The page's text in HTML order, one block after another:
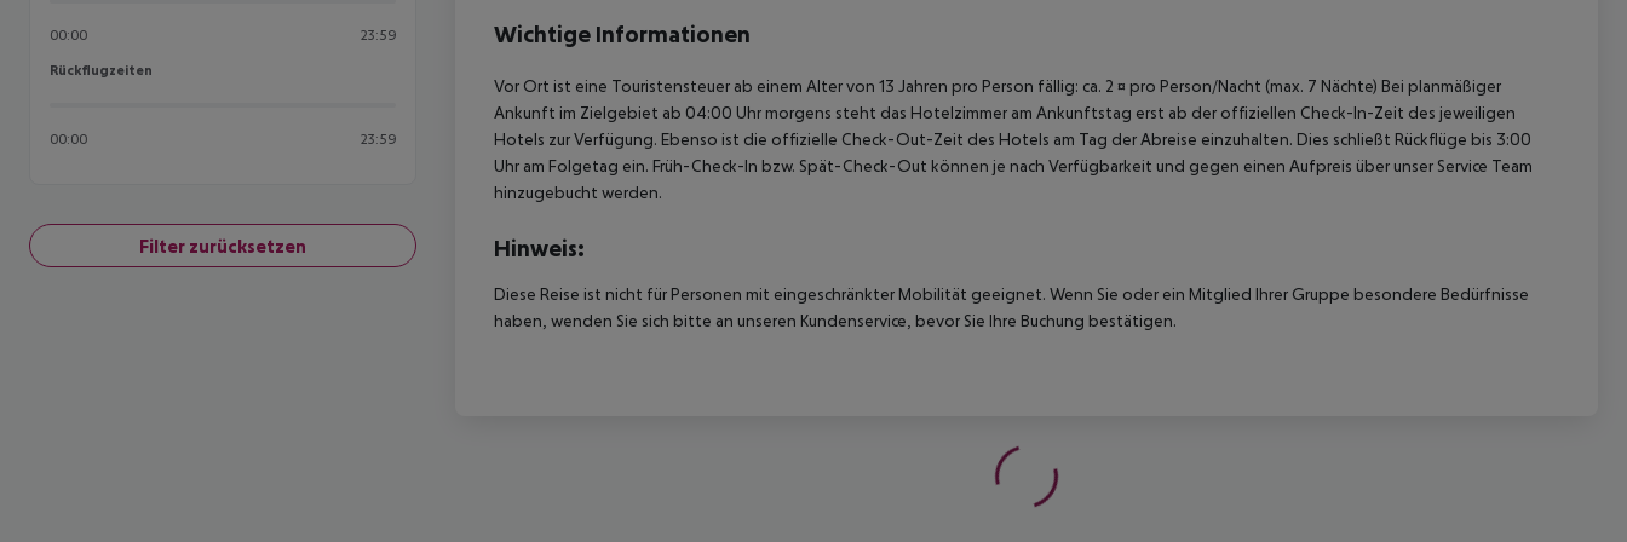
00:00 23:59
Rückflugzeiten
Rückflugzeiten
00:00 23:59
Filter zurücksetzen
Wichtige Informationen
Vor Ort ist eine Touristensteuer ab einem Alter von 13 Jahren pro Person fällig: ca. 2 ¤ pro Person/Nacht (max. 7 Nächte) Bei planmäßiger
Ankunft im Zielgebiet ab 04:00 Uhr morgens steht das Hotelzimmer am Ankunftstag erst ab der offiziellen Check-In-Zeit des jeweiligen
Hotels zur Verfügung. Ebenso ist die offizielle Check-Out-Zeit des Hotels am Tag der Abreise einzuhalten. Dies schließt Rückflüge bis 3:00
Uhr am Folgetag ein. Früh-Check-In bzw. Spät-Check-Out können je nach Verfügbarkeit und gegen einen Aufpreis über unser Service Team
hinzugebucht werden.
Hinweis:
Diese Reise ist nicht für Personen mit eingeschränkter Mobilität geeignet. Wenn Sie oder ein Mitglied Ihrer Gruppe besondere Bedürfnisse
haben, wenden Sie sich bitte an unseren Kundenservice, bevor Sie Ihre Buchung bestätigen.